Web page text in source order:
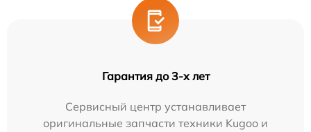
Гарантия до 3-х лет
Сервисный центр устанавливает
оригинальные запчасти техники Kugoo и